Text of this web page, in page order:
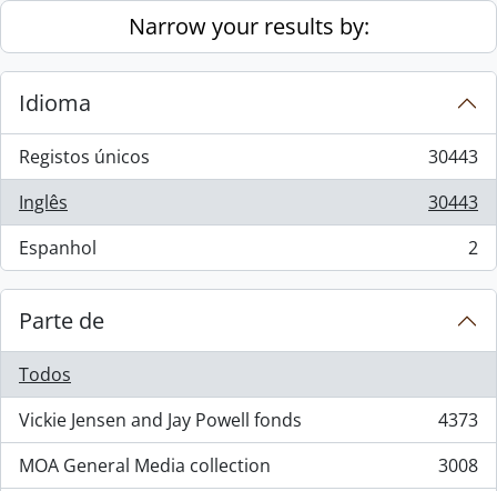
Skip to main contentNarrow your results by:
Idioma
Registos únicos
, 30443 resultados
30443
Inglês
, 30443 resultados
30443
Espanhol
, 2 resultados 2
Parte de
Todos
Vickie Jensen and Jay Powell fonds
, 4373 resultados
4373
MOA General Media collection
, 3008 resultados
3008